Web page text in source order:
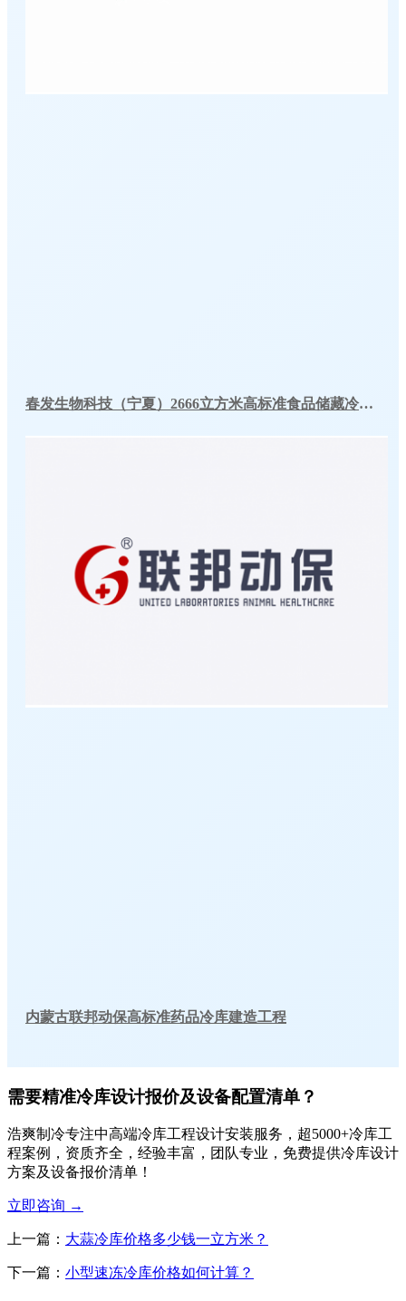
春发生物科技（宁夏）2666立方米高标准食品储藏冷库工程案例
内蒙古联邦动保高标准药品冷库建造工程
需要精准冷库设计报价及设备配置清单？
浩爽制冷专注中高端冷库工程设计安装服务，超5000+冷库工
程案例，资质齐全，经验丰富，团队专业，免费提供冷库设计
方案及设备报价清单！
立即咨询 →
上一篇： 大蒜冷库价格多少钱一立方米？
下一篇： 小型速冻冷库价格如何计算？